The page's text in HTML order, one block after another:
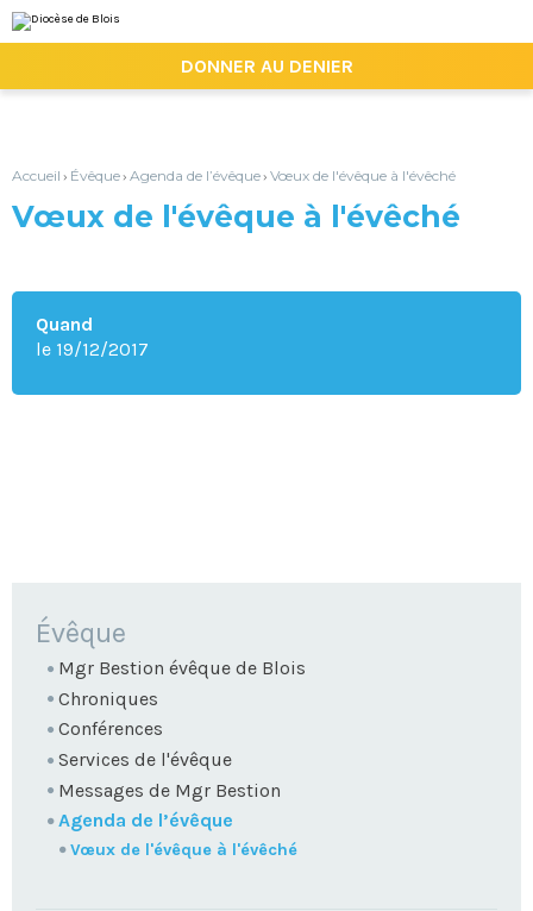
au
contenu.
la
personnels
DONNER AU DENIER
Accueil › Évêque› Agenda de l’évêque› Vœux de l'évêque à l'évêché
Vœux de l'évêque à l'évêché
Quand
le 19/12/2017
NAVIGATION
Évêque
Mgr Bestion évêque de Blois
Chroniques
Conférences
Services de l'évêque
Messages de Mgr Bestion
Agenda de l’évêque
Vœux de l'évêque à l'évêché